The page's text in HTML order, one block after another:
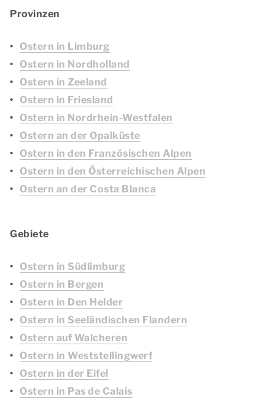
Provinzen
Ostern in Limburg
Ostern in Nordholland
Ostern in Zeeland
Ostern in Friesland
Ostern in Nordrhein-Westfalen
Ostern an der Opalküste
Ostern in den Französischen Alpen
Ostern in den Österreichischen Alpen
Ostern an der Costa Blanca
Gebiete
Ostern in Südlimburg
Ostern in Bergen
Ostern in Den Helder
Ostern in Seeländischen Flandern
Ostern auf Walcheren
Ostern in Weststellingwerf
Ostern in der Eifel
Ostern in Pas de Calais